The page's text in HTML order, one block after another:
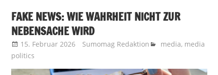
FAKE NEWS: WIE WAHRHEIT NICHT ZUR
NEBENSACHE WIRD
15. Februar 2026 Sumomag Redaktion media, media
politics